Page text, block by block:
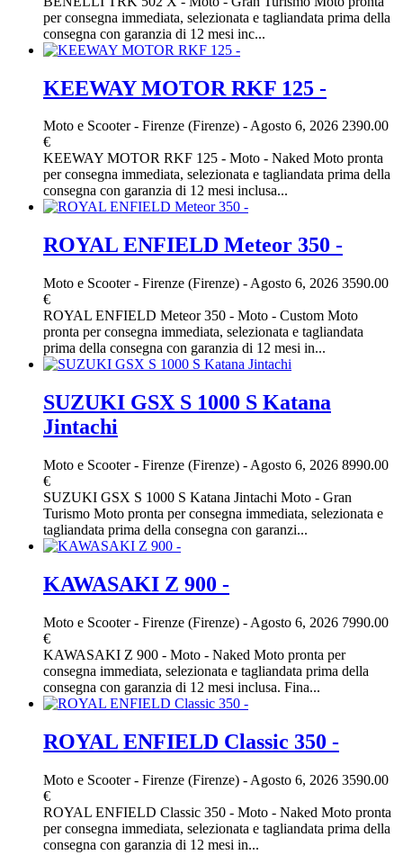
per consegna immediata, selezionata e tagliandata prima della
consegna con garanzia di 12 mesi inc...
KEEWAY MOTOR RKF 125 -
Moto e Scooter- Firenze (Firenze) -Agosto 6, 2026 2390.00
€
KEEWAY MOTOR RKF 125 - Moto - Naked Moto pronta
per consegna immediata, selezionata e tagliandata prima della
consegna con garanzia di 12 mesi inclusa...
ROYAL ENFIELD Meteor 350 -
Moto e Scooter- Firenze (Firenze) - Agosto 6, 2026 3590.00
€
ROYAL ENFIELD Meteor 350 - Moto - Custom Moto
pronta per consegna immediata, selezionata e tagliandata
prima della consegna con garanzia di 12 mesi in...
SUZUKI GSX S 1000 S Katana
Jintachi
Moto e Scooter- Firenze (Firenze) - Agosto 6, 2026 8990.00
€
SUZUKI GSX S 1000 S Katana Jintachi Moto - Gran
Turismo Moto pronta per consegna immediata, selezionata e
tagliandata prima della consegna con garanzi...
KAWASAKI Z 900 -
Moto e Scooter- Firenze (Firenze) - Agosto 6, 2026 7990.00
€
KAWASAKI Z 900 - Moto - Naked Moto pronta per
consegna immediata, selezionata e tagliandata prima della
consegna con garanzia di 12 mesi inclusa. Fina...
ROYAL ENFIELD Classic 350 -
Moto e Scooter- Firenze (Firenze) - Agosto 6, 2026 3590.00
€
ROYAL ENFIELD Classic 350 - Moto - Naked Moto pronta
per consegna immediata, selezionata e tagliandata prima della
consegna con garanzia di 12 mesi in...